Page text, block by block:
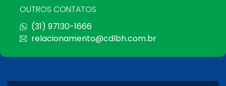
OUTROS CONTATOS
(31) 97130-1666
relacionamento@cdlbh.com.br